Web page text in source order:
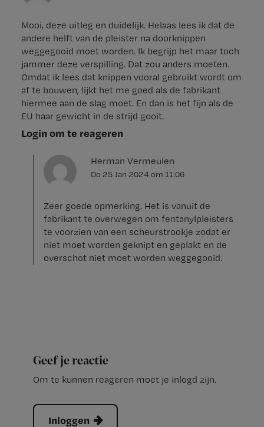
Mooi, deze uitleg en duidelijk. Helaas lees ik dat de
andere helft van de pleister na doorknippen
weggegooid moet worden. Ik begrijp het maar toch
jammer deze verspilling. Dat zou anders moeten.
Omdat ik lees dat knippen vooral gebruikt wordt om
af te bouwen, lijkt het me goed als de fabrikant
hiermee aan de slag moet. En dan is het fijn als de
EU haar gewicht in de strijd gooit.
Login om te reageren
Herman Vermeulen
Do 25 Jan 2024 om 11:06
Zeer goede opmerking. Het is vanuit de
fabrikant te overwegen om fentanylpleisters
te voorzien van een scheurstrookje zodat er
niet moet worden geknipt en geplakt en de
overschot niet moet worden weggegooid.
Geef je reactie
Om te kunnen reageren moet je inlogd zijn.
Inloggen